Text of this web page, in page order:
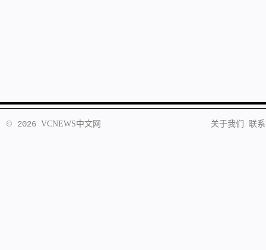
© 2026 VCNEWS中文网 关于我们 联